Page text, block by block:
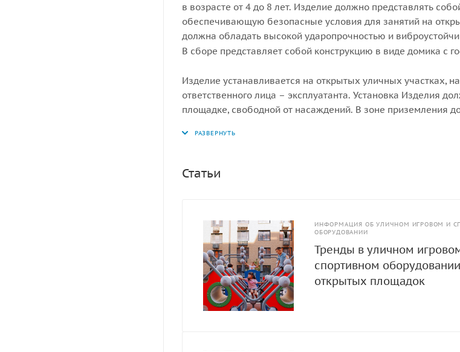
в возрасте от 4 до 8 лет. Изделие должно представлять
обеспечивающую безопасные условия для занятий на
должна обладать высокой ударопрочностью и
В сборе представляет собой конструкцию в виде домика с
Изделие устанавливается на открытых уличных участках,
ответственного лица – эксплуатанта. Установка Изделия
площадке, свободной от насаждений. В зоне приземления
мм.
Статьи
ИНФОРМАЦИЯ ОБ УЛИЧНОМ ИГРОВОМ И
ОБОРУДОВАНИИ
Тренды в уличном
спортивном
открытых площадок